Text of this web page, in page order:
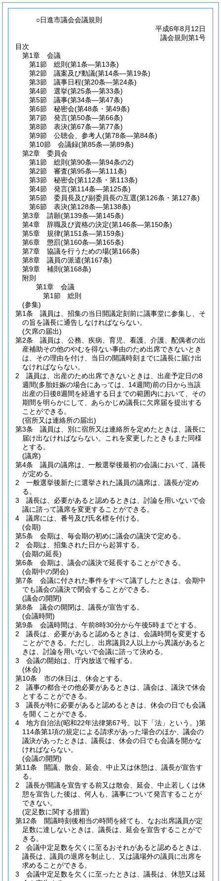
○日進市議会会議規則
平成6年8月12日
議会規則第1号
目次
第1章
会議
第1節
総則 (第1条―第13条)
第2節
議案及び動議(第14条―第19条)
第3節
議事日程(第20条―第24条)
第4節
選挙(第25条―第33条)
第5節
議事(第34条―第47条)
第6節
秘密会(第48条・第49条)
第7節
発言(第50条―第66条)
第8節
表決(第67条―第77条)
第9節
公聴会、参考人(第78条―第84条)
第10節
会議録(第85条―第89条)
第2章
委員会
第1節
総則 (第90条―第94条の2)
第2節
審査(第95条―第111条)
第3節
秘密会(第112条・第113条)
第4節
発言(第114条―第125条)
第5節
委員長及び副委員長の互選(第126条・第127条)
第6節
表決(第128条―第138条)
第3章
請願(第139条―第145条)
第4章
辞職及び資格の決定(第146条―第150条)
第5章
規律(第151条―第159条)
第6章
懲罰(第160条―第165条)
第7章
協議を行うための場(第166条)
第8章
議員の派遣(第167条)
第9章
補則 (第168条)
附則
第1章
会議
第1節
総則
(参集)
第1条
議員は、招集の当日開議定刻前に議事堂に参集し、そ
の旨を議長に通告しなければならない。
(欠席の届出)
第2条
議員は、公務、疾病、育児、看護、介護、配偶者の出
産補助その他のやむを得ない事由のため出席できないとき
は、その理由を付け、当日の開議時刻までに議長に届け出
なければならない。
2
議員は、出産のため出席できないときは、出産予定日の8
週間(多胎妊娠の場合にあっては、14週間)前の日から当該
出産の日後8週間を経過する日までの範囲内において、その
期間を明らかにして、あらかじめ議長に欠席届を提出する
ことができる。
(宿所又は連絡所の届出)
第3条
議員は、別に宿所又は連絡所を定めたときは、議長に
届け出なければならない。
これを変更したときもまた同様
とする。
(議席)
第4条
議員の議席は、一般選挙後最初の会議において、議長
が定める。
2
一般選挙後新たに選挙された議員の議席は、議長が定め
る。
3
議長は、必要があると認めるときは、討論を用いないで会
議に諮って議席を変更することができる。
4
議席には、番号及び氏名標を付ける。
(会期)
第5条
会期は、毎会期の初めに議会の議決で定める。
2
会期は、招集された日から起算する。
(会期の延長)
第6条
会期は、議会の議決で延長することができる。
(会期中の閉会)
第7条
会議に付された事件をすべて議了したときは、会期中
でも議会の議決で閉会することができる。
(議会の開閉)
第8条
議会の開閉は、議長が宣告する。
(会議時間)
第9条
会議時間は、午前8時30分から午後5時までとする。
2
議長は、必要があると認めるときは、会議時間を変更する
ことができる。 ただし、出席議員2人以上から異議があると
きは、討論を用いないで会議に諮って決める。
3
会議の開始は、庁内放送で報ずる。
(休会)
第10条
市の休日は、休会とする。
2
議事の都合その他必要があるときは、議会は、議決で休会
とすることができる。
3
議長が特に必要があると認めるときは、休会の日でも会議
を開くことができる。
4
地方自治法(昭和22年法律第67号。以下「法」という。)第
114条第1項の規定による請求があった場合のほか、議会の
議決があったときは、議長は、休会の日でも会議を開かな
ければならない。
(会議の開閉)
第11条
開議、散会、延会、中止又は休憩は、議長が宣告す
る。
2
議長が開議を宣告する前又は散会、延会、中止若しくは休
憩を宣告した後は、何人も、議事について発言することが
できない。
(定足数に関する措置)
第12条
開議時刻後相当の時間を経ても、なお出席議員が定
足数に達しないときは、議長は、延会を宣告することがで
きる。
2
会議中定足数を欠くに至るおそれがあると認めるときは、
議長は、議員の退席を制止し、又は議場外の議員に出席を
求めることができる。
3
会議中定足数を欠くに至ったときは、議長は、休憩又は延